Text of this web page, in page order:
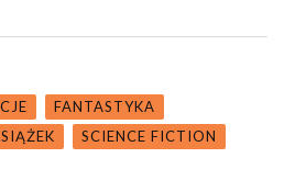
FANTASTYKA
SCIENCE FICTION